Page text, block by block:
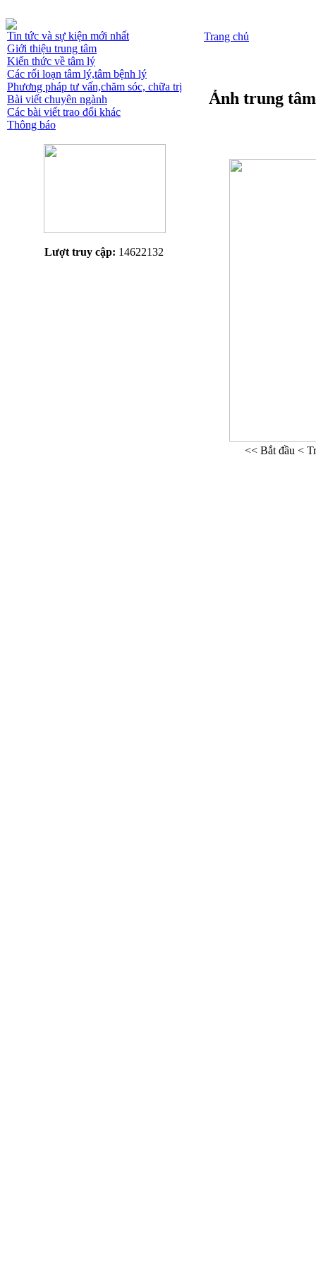
Tin tức và sự kiện mới nhất
Giới thiệu trung tâm
Kiến thức về tâm lý
Các rối loạn tâm lý,tâm bệnh lý
Phương pháp tư vấn,chăm sóc, chữa trị
Bài viết chuyên ngành
Các bài viết trao đổi khác
Thông báo
Lượt truy cập: 14622132
Trang chủ
Ảnh trung tâm
<< Bắt đầu <